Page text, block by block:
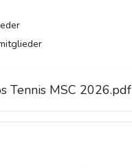
Tennis MSC 2026.pdf